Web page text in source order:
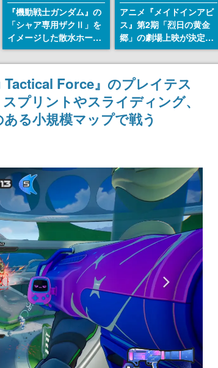
『機動戦士ガンダム』の
「シャア専用ザクⅡ」を
イメージした散水ホース
リールが予約開始。本体
にはシャアのパーソナル
マークやジオン公国軍の
エンブレム、型式番号な
どを配置
アニメ『メイドインアビ
ス』第2期「烈日の黄金
郷」の劇場上映が決定！
レグ役・伊瀬茉莉也さん
らが登壇する舞台挨拶も
実施
Force』のプレイテス
プリントやスライディング、
る小規模マップで戦う